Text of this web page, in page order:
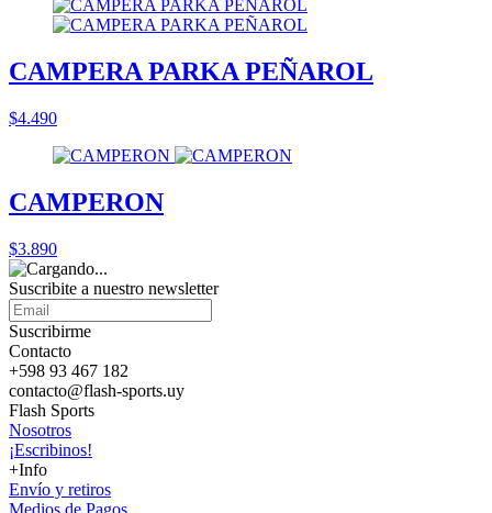
CAMPERA PARKA PEÑAROL
$4.490
CAMPERON
$3.890
Suscribite a nuestro newsletter
Suscribirme
Contacto
+598 93 467 182
contacto@flash-sports.uy
Flash Sports
Nosotros
¡Escribinos!
+Info
Envío y retiros
Medios de Pagos